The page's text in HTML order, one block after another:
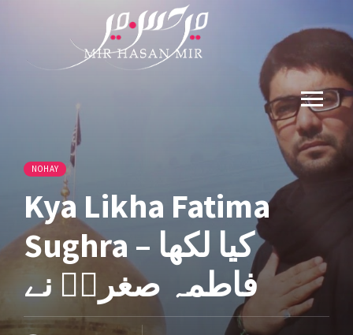
NOHAY
Kya Likha Fatima
Sughra – کیا لکھا
فاطمہ صغراؑ نے